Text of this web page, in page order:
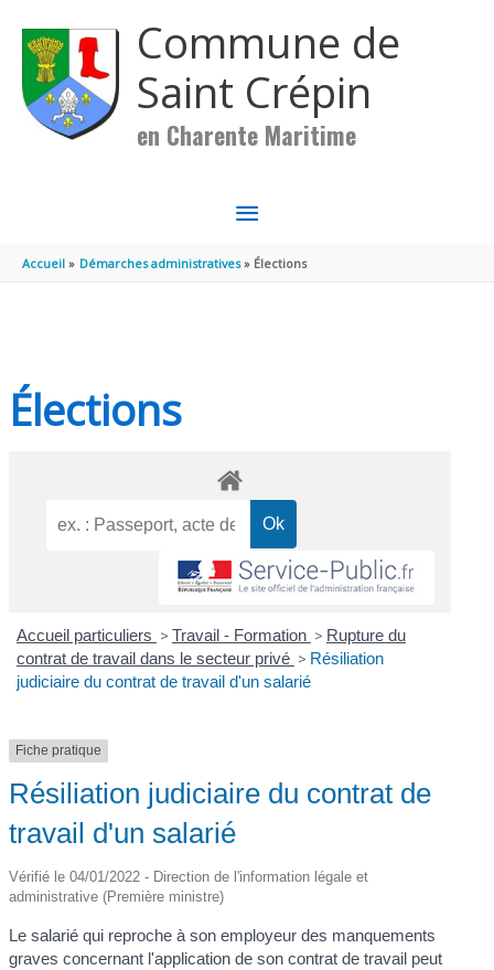
Commune de
Saint Crépin
en Charente Maritime
MENU
PRINCIPAL
Accueil Démarches administratives Élections
Élections
Accueil particuliers > Travail - Formation > Rupture du
contrat de travail dans le secteur privé > Résiliation
judiciaire du contrat de travail d'un salarié
Fiche pratique
Résiliation judiciaire du contrat de
travail d'un salarié
Vérifié le 04/01/2022 - Direction de l'information légale et
administrative (Première ministre)
Le salarié qui reproche à son employeur des manquements
graves concernant l'application de son contrat de travail peut